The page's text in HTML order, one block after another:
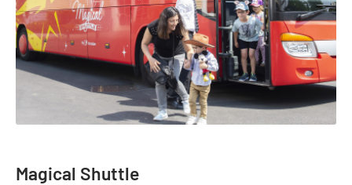
Magical Shuttle